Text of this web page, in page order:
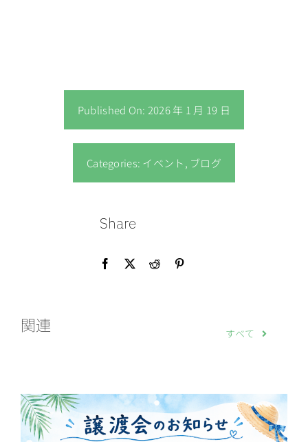
Published On: 2026 年 1 月 19 日
Categories: イベント, ブログ
Share
関連 すべて